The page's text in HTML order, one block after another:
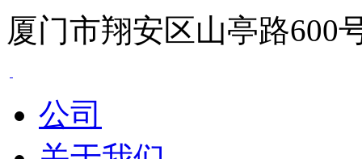
厦门市翔安区山亭路600
公司